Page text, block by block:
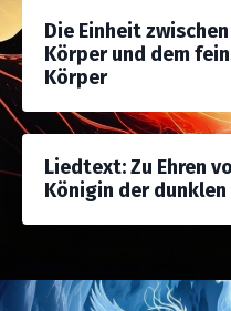
Die Einheit
Körper und dem
Körper
Liedtext: Zu Ehren
Königin der dunklen